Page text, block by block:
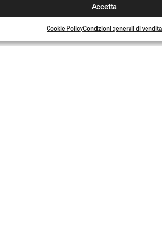
Accetta
Cookie PolicyCondizioni generali di vendita